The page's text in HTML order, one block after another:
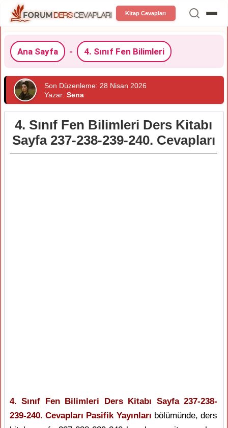
Kitap Cevapları
Ana Sayfa - 4. Sınıf Fen Bilimleri
Son Düzenleme: 28 Nisan 2026
Yazar: Sena
4. Sınıf Fen Bilimleri Ders Kitabı
Sayfa 237-238-239-240. Cevapları
4. Sınıf Fen Bilimleri Ders Kitabı Sayfa 237-238-
239-240. Cevapları Pasifik Yayınları bölümünde, ders